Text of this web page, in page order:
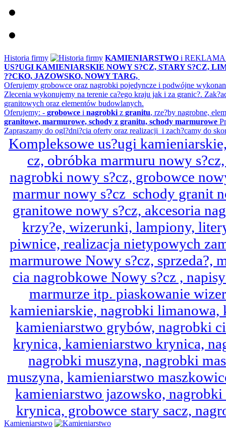
Historia firmy KAMIENIARSTWO i
US?UGI KAMIENIARSKIE NOWY S?CZ, STARY S?CZ,
??CKO, JAZOWSKO, NOWY TARG,
Oferujemy grobowce oraz nagrobki pojedyncze i podwójne
Zlecenia wykonujemy na terenie ca?ego kraju jak i za granic?.
granitowych oraz elementów budowlanych.
Oferujemy: - grobowce i nagrobki z granitu, rze?by nagrobne,
granitowe, marmurowe, schody z granitu, schody marmurowe
Zapraszamy do ogl?dni?cia oferty oraz realizacji i zach?camy do
Kompleksowe us?ugi
cz, obróbka marmuru nowy
nagrobki nowy s?cz, grobowce
marmur nowy s?cz schody granit
granitowe nowy s?cz, akcesoria
krzy?e, wizerunki, lampiony,
piwnice, realizacja nietypowych
marmurowe Nowy s?cz, sprzeda?,
cia nagrobkowe Nowy s?cz ,
marmurze itp. piaskowanie
kamieniarskie, nagrobki
kamieniarstwo grybów, nagrobki
krynica, kamieniarstwo krynica,
nagrobki muszyna, nagrobki
muszyna, kamieniarstwo
kamieniarstwo jazowsko,
krynica, grobowce stary sacz,
Kamieniarstwo